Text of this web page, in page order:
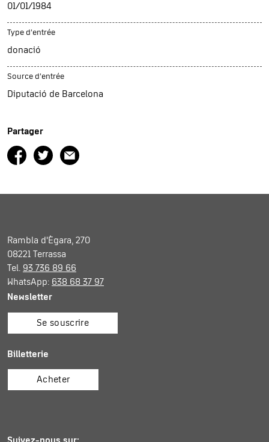
01/01/1984
Type d’entrée
donació
Source d’entrée
Diputació de Barcelona
Partager
Rambla d'Ègara, 270
08221 Terrassa
Tel. 93 736 89 66
WhatsApp: 638 68 37 97
Newsletter
Se souscrire
Billetterie
Acheter